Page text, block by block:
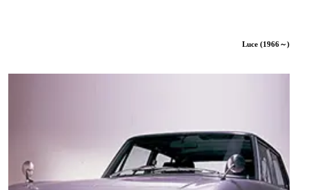
Luce (1966～)